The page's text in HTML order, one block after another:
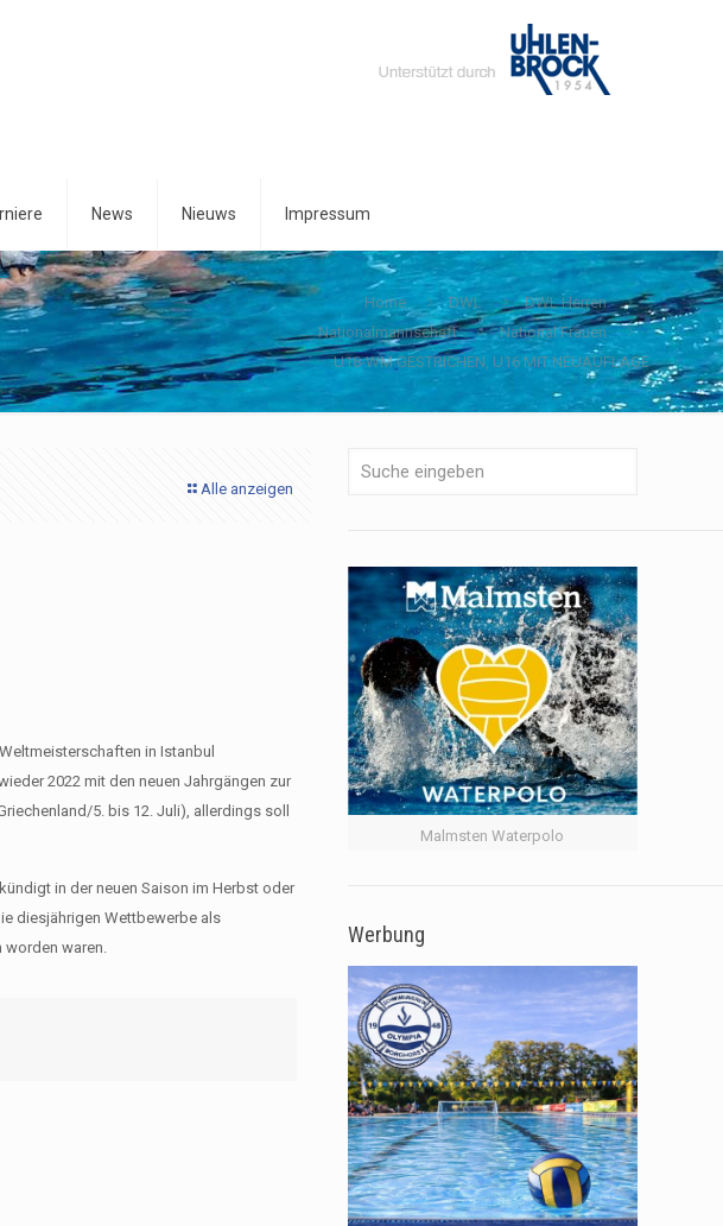
News Nieuws Impressum
Home DWL
DWL Herren
Nationalmannschaft
National Frauen
U18-WM GESTRICHEN, U16 MIT NEUAUFLAGE
Alle anzeigen
in Istanbul
2022 mit den neuen Jahrgängen zur
5. bis 12. Juli), allerdings soll
in der neuen Saison im Herbst oder
diesjährigen Wettbewerbe als
worden waren.
Malmsten Waterpolo
Werbung